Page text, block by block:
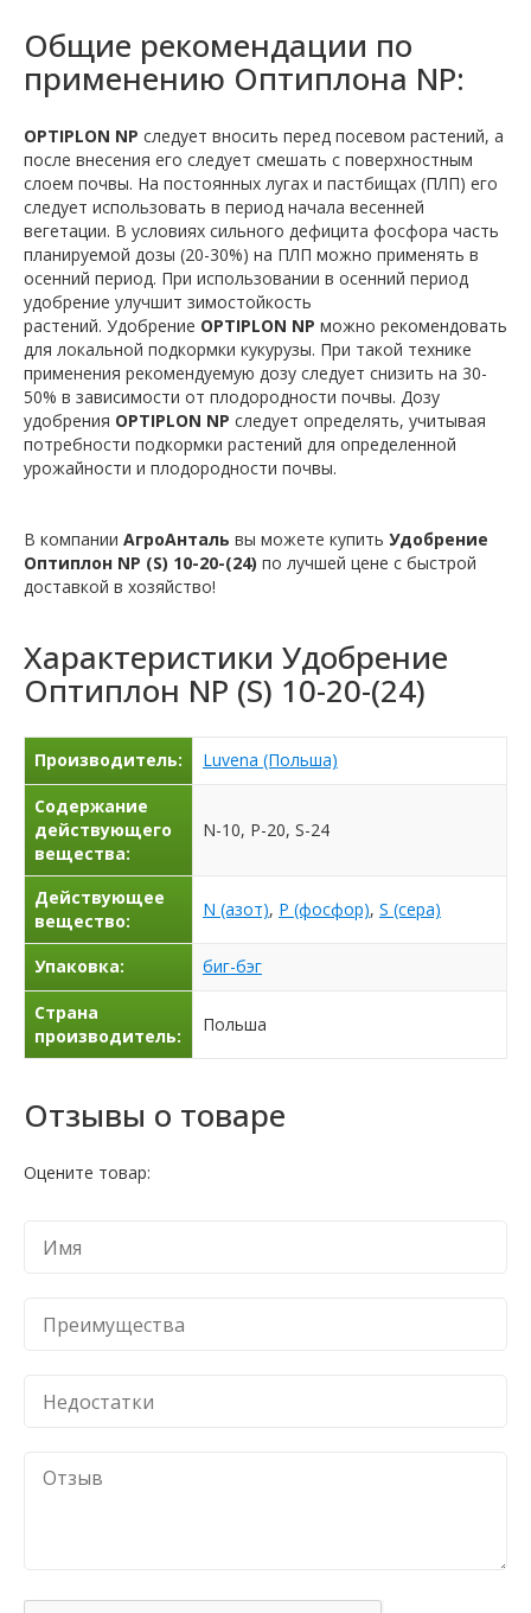
Общие рекомендации по
применению Оптиплона NP:
OPTIPLON NP следует вносить перед посевом растений, а
после внесения его следует смешать с поверхностным
слоем почвы. На постоянных лугах и пастбищах (ПЛП) его
следует использовать в период начала весенней
вегетации. В условиях сильного дефицита фосфора часть
планируемой дозы (20-30%) на ПЛП можно применять в
осенний период. При использовании в осенний период
удобрение улучшит зимостойкость
растений. Удобрение OPTIPLON NP можно рекомендовать
для локальной подкормки кукурузы. При такой технике
применения рекомендуемую дозу следует снизить на 30-
50% в зависимости от плодородности почвы. Дозу
удобрения OPTIPLON NP следует определять, учитывая
потребности подкормки растений для определенной
урожайности и плодородности почвы.
В компании АгроАнталь вы можете купить Удобрение
Оптиплон NP (S) 10-20-(24) по лучшей цене с быстрой
доставкой в ​​хозяйство!
Характеристики Удобрение
Оптиплон NP (S) 10-20-(24)
Производитель: Luvena (Польша)
Содержание
действующего
вещества:
N-10, P-20, S-24
Действующее
вещество:
N (азот), P (фосфор), S (сера)
Упаковка: биг-бэг
Страна
производитель:
Польша
Отзывы о товаре
Оцените товар: